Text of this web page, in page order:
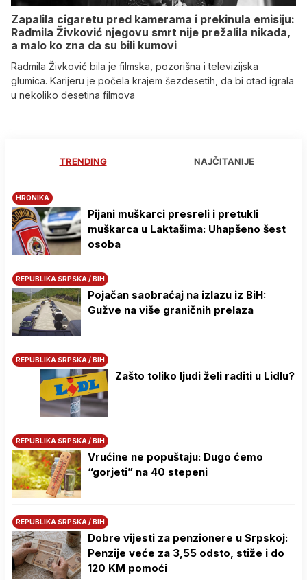
Zapalila cigaretu pred kamerama i prekinula emisiju:
Radmila Živković njegovu smrt nije prežalila nikada,
a malo ko zna da su bili kumovi
Radmila Živković bila je filmska, pozorišna i televizijska
glumica. Karijeru je počela krajem šezdesetih, da bi otad igrala
u nekoliko desetina filmova
TRENDING NAJČITANIJE
HRONIKA
Pijani muškarci presreli i pretukli
muškarca u Laktašima: Uhapšeno šest
osoba
REPUBLIKA SRPSKA / BIH
Pojačan saobraćaj na izlazu iz BiH:
Gužve na više graničnih prelaza
REPUBLIKA SRPSKA / BIH
Zašto toliko ljudi želi raditi u Lidlu?
REPUBLIKA SRPSKA / BIH
Vrućine ne popuštaju: Dugo ćemo
“gorjeti” na 40 stepeni
REPUBLIKA SRPSKA / BIH
Dobre vijesti za penzionere u Srpskoj:
Penzije veće za 3,55 odsto, stiže i do
120 KM pomoći